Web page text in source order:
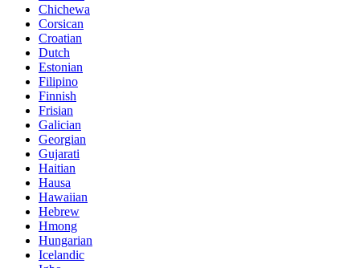
Chichewa
Corsican
Croatian
Dutch
Estonian
Filipino
Finnish
Frisian
Galician
Georgian
Gujarati
Haitian
Hausa
Hawaiian
Hebrew
Hmong
Hungarian
Icelandic